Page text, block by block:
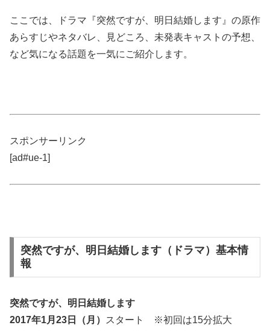
ここでは、ドラマ『突然ですが、明日結婚します』の原作
あらすじやネタバレ、見どころ、未発表キャストの予想、
など気になる話題を一気にご紹介します。
スポンサーリンク
[ad#ue-1]
突然ですが、明日結婚します（ドラマ）基本情
報
突然ですが、明日結婚します
2017年1月23日（月）
スタート ※初回は15分拡大